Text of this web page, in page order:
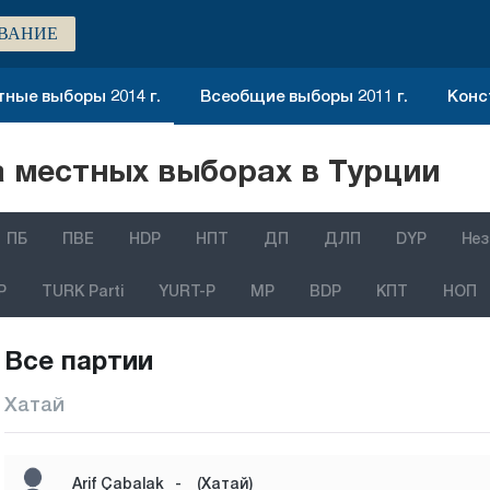
выборы 2014 г. Всеобщие выборы 2011 г.
выборах в Турции
ПБ ПВЕ HDP НПТ ДП ДЛП DYP
TURK Parti YURT-P MP BDP КПТ НОП
Все партии
Хатай
Arif Çabalak - (Хатай)